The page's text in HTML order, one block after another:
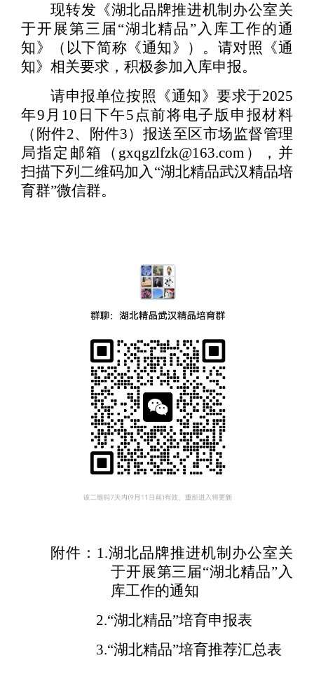
现转发《湖北品牌推进机制办公室关
于开展第三届“湖北精品”入库工作的通
知》（以下简称《通知》）。请对照《通
知》相关要求，积极参加入库申报。
请申报单位按照《通知》要求于2025
年9 月 10 日下午5 点前将电子版申报材料
（附件2、附件3）报送至区市场监督管理
局指定邮箱（ gxqgzlfzk@163.com ），并
扫描下列二维码加入“湖北精品武汉精品培
育群”微信群。
附件： 1.湖北品牌推进机制办公室关
于开展第三届“湖北精品”入
库工作的通知
2.“湖北精品”培育申报表
3.“湖北精品”培育推荐汇总表